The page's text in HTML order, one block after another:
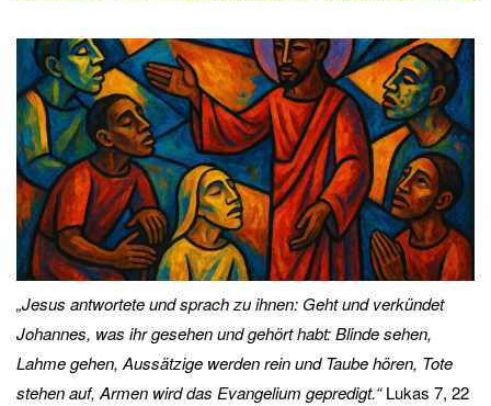
„Jesus antwortete und sprach zu ihnen: Geht und verkündet
Johannes, was ihr gesehen und gehört habt: Blinde sehen,
Lahme gehen, Aussätzige werden rein und Taube hören, Tote
stehen auf, Armen wird das Evangelium gepredigt.“Lukas 7, 22